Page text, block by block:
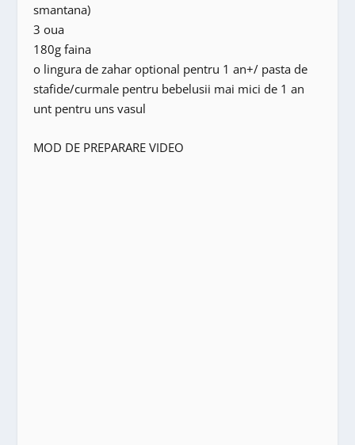
smantana)
3 oua
180g faina
o lingura de zahar optional pentru 1 an+/ pasta de
stafide/curmale pentru bebelusii mai mici de 1 an
unt pentru uns vasul
MOD DE PREPARARE VIDEO